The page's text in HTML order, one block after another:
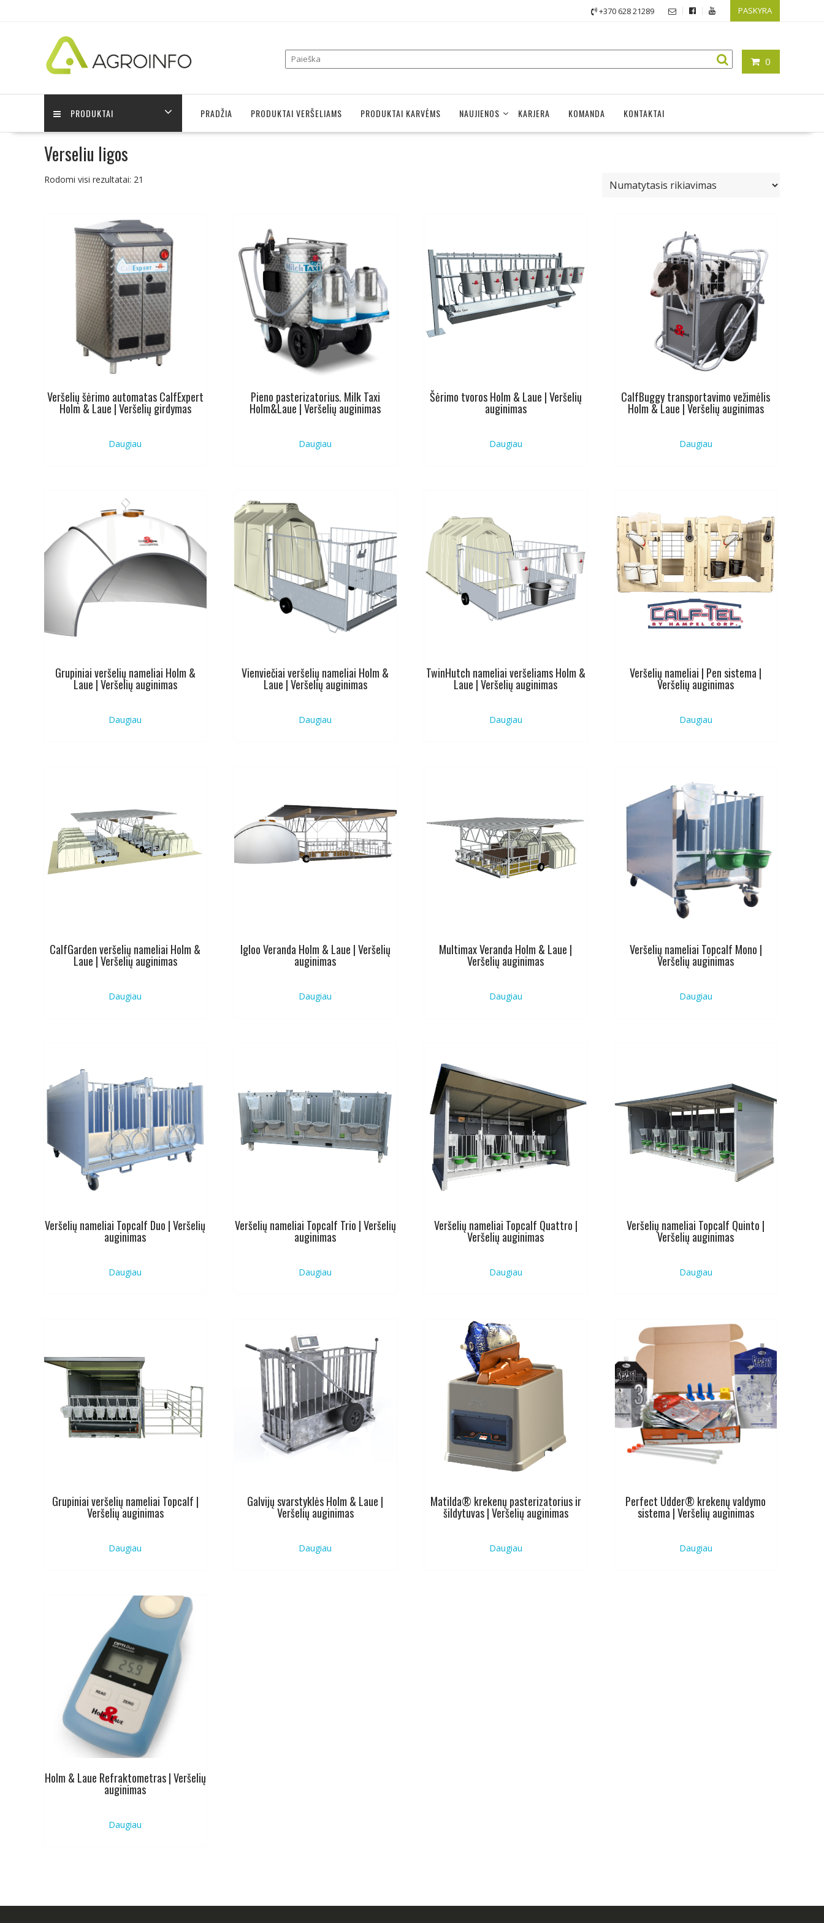
+370 628 21289 PASKYRA
0
PRODUKTAI PRADŽIA PRODUKTAI VERŠELIAMS PRODUKTAI KARVĖMS NAUJIENOS KARJERA KOMANDA KONTAKTAI
Verseliu ligos
Rodomi visi rezultatai: 21
Veršelių šėrimo automatas CalfExpert
Holm & Laue | Veršelių girdymas
Daugiau
Pieno pasterizatorius. Milk Taxi
Holm&Laue | Veršelių auginimas
Daugiau
Šėrimo tvoros Holm & Laue | Veršelių
auginimas
Daugiau
CalfBuggy transportavimo vežimėlis
Holm & Laue | Veršelių auginimas
Daugiau
Grupiniai veršelių nameliai Holm &
Laue | Veršelių auginimas
Daugiau
Vienviečiai veršelių nameliai Holm &
Laue | Veršelių auginimas
Daugiau
TwinHutch nameliai veršeliams Holm &
Laue | Veršelių auginimas
Daugiau
Veršelių nameliai | Pen sistema |
Veršelių auginimas
Daugiau
CalfGarden veršelių nameliai Holm &
Laue | Veršelių auginimas
Daugiau
Igloo Veranda Holm & Laue | Veršelių
auginimas
Daugiau
Multimax Veranda Holm & Laue |
Veršelių auginimas
Daugiau
Veršelių nameliai Topcalf Mono |
Veršelių auginimas
Daugiau
Veršelių nameliai Topcalf Duo | Veršelių
auginimas
Daugiau
Veršelių nameliai Topcalf Trio | Veršelių
auginimas
Daugiau
Veršelių nameliai Topcalf Quattro |
Veršelių auginimas
Daugiau
Veršelių nameliai Topcalf Quinto |
Veršelių auginimas
Daugiau
Grupiniai veršelių nameliai Topcalf |
Veršelių auginimas
Daugiau
Galvijų svarstyklės Holm & Laue |
Veršelių auginimas
Daugiau
Matilda® krekenų pasterizatorius ir
šildytuvas | Veršelių auginimas
Daugiau
Perfect Udder® krekenų valdymo
sistema | Veršelių auginimas
Daugiau
Holm & Laue Refraktometras | Veršelių
auginimas
Daugiau